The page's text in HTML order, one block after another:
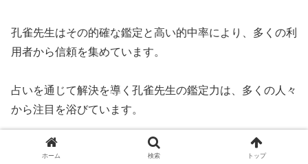
孔雀先生はその的確な鑑定と高い的中率により、多くの利
用者から信頼を集めています。
占いを通じて解決を導く孔雀先生の鑑定力は、多くの人々
から注目を浴びています。
本記事では、その卓越した能力と信頼性に焦点を当て、電
ホーム 検索 トップ